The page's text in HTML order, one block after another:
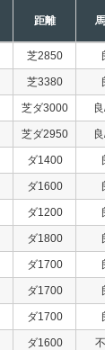
距離
芝2850
芝3380
芝ダ3000
芝ダ2950
ダ1400
ダ1600
ダ1200
ダ1800
ダ1700
ダ1700
ダ1700
ダ1600